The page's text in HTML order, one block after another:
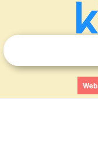
Web